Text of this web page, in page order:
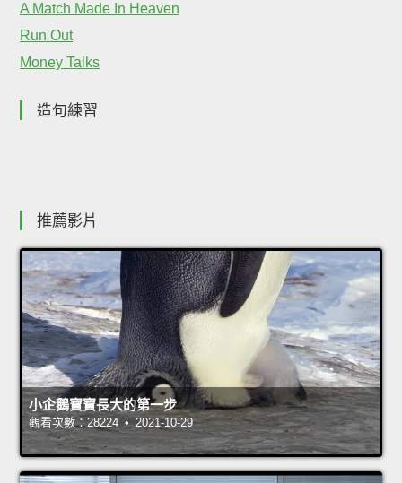
A Match Made In Heaven
Run Out
Money Talks
造句練習
推薦影片
小企鵝寶寶長大的第一步
觀看次數：28224 • 2021-10-29